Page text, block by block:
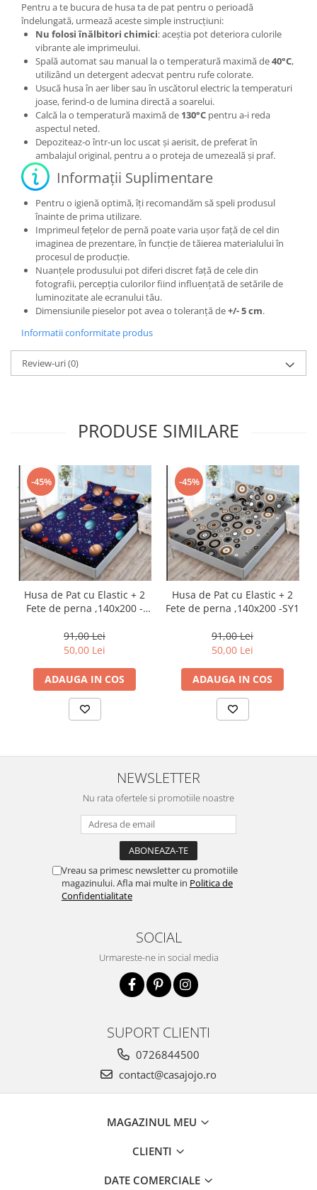
Pentru a te bucura de husa ta de pat pentru o perioadă
îndelungată, urmează aceste simple instrucțiuni:
Nu folosi înălbitori chimici: aceștia pot deteriora culorile
vibrante ale imprimeului.
Spală automat sau manual la o temperatură maximă de40°C,
utilizând un detergent adecvat pentru rufe colorate.
Usucă husa în aer liber sau în uscătorul electric la temperaturi
joase, ferind-o de lumina directă a soarelui.
Calcă la o temperatură maximă de 130°C pentru a-i reda
aspectul neted.
Depoziteaz-o într-un loc uscat și aerisit, de preferat în
ambalajul original, pentru a o proteja de umezeală și praf.
Informații Suplimentare
Pentru o igienă optimă, îți recomandăm să speli produsul
înainte de prima utilizare.
Imprimeul fețelor de pernă poate varia ușor față de cel din
imaginea de prezentare, în funcție de tăierea materialului în
procesul de producție.
Nuanțele produsului pot diferi discret față de cele din
fotografii, percepția culorilor fiind influențată de setările de
luminozitate ale ecranului tău.
Dimensiunile pieselor pot avea o toleranță de+/- 5 cm.
Informatii conformitate produs
Review-uri(0)
PRODUSE SIMILARE
-45%
Husa de Pat cu Elastic + 2
Fete de perna ,140x200 -
91,00 Lei
50,00 Lei
ADAUGA IN COS
-45%
Husa de Pat cu Elastic + 2
Fete de perna ,140x200 -SY1
91,00 Lei
50,00 Lei
ADAUGA IN COS
NEWSLETTER
Nu rata ofertele si promotiile noastre
Vreau sa primesc newsletter cu promotiile
magazinului. Afla mai multe in Politica de
Confidentialitate
SOCIAL
Urmareste-ne in social media
SUPORT CLIENTI
0726844500
contact@casajojo.ro
MAGAZINUL MEU
CLIENTI
DATE COMERCIALE